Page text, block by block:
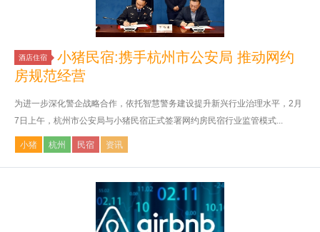
酒店住宿
小猪民宿:携手杭州市公安局 推动网约
房规范经营
为进一步深化警企战略合作，依托智慧警务建设提升新兴行业治理水平，2月
7日上午，杭州市公安局与小猪民宿正式签署网约房民宿行业监管模式...
小猪 杭州 民宿 资讯